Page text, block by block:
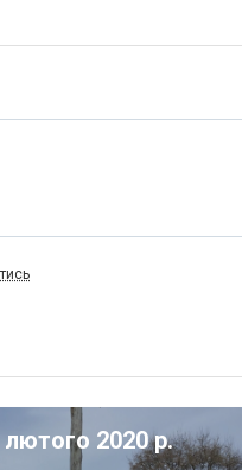
лютого 2020 р.